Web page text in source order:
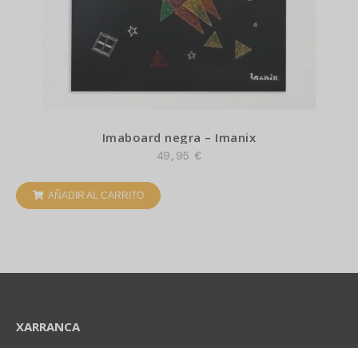
Imaboard negra – Imanix
49,95 €
AÑADIR AL CARRITO
XARRANCA